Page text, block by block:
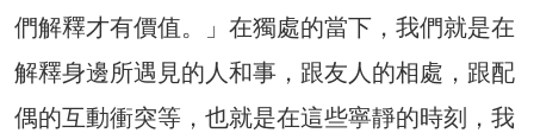
們解釋才有價值。」在獨處的當下，我們就是在
解釋身邊所遇見的人和事，跟友人的相處，跟配
偶的互動衝突等，也就是在這些寧靜的時刻，我